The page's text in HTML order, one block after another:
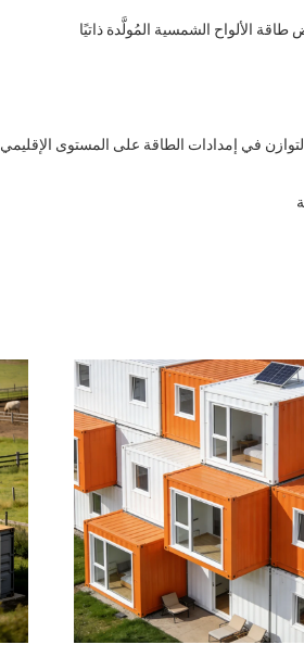
الألواح الشمسية المُولَّدة ذاتيًا
في إمدادات الطاقة على المستوى الإقليمي